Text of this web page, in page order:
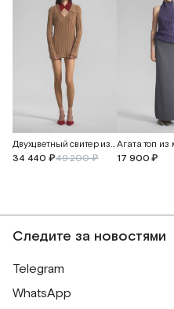
Двухцветный свитер из кашемира и перуанского хлопка
34 440 ₽49 200 ₽
17 900 ₽
Следите за новостями
Telegram
WhatsApp